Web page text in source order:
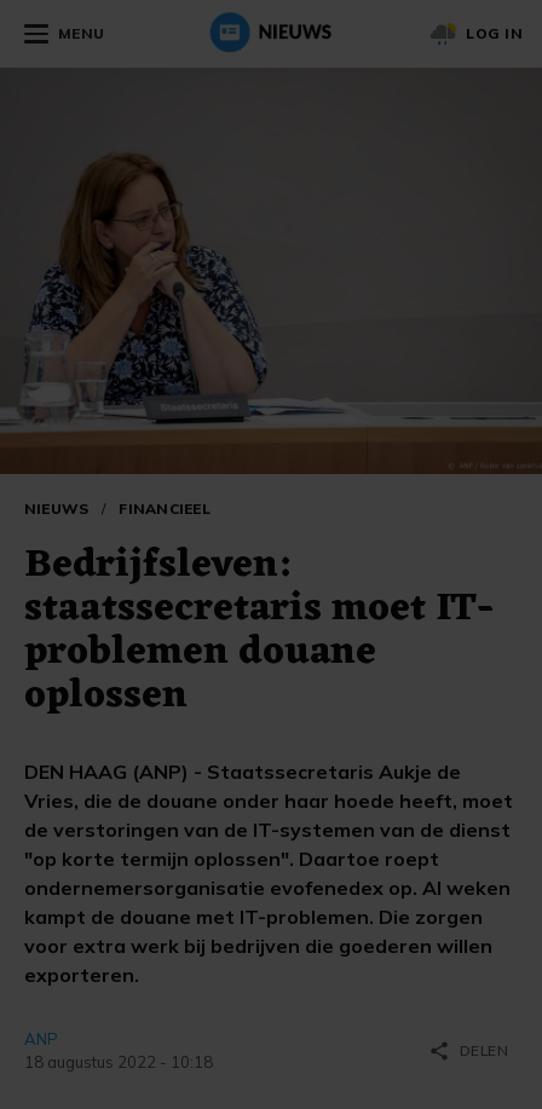
MENU LOG IN
NIEUWS / FINANCIEEL
Bedrijfsleven:
staatssecretaris moet IT-
problemen douane
oplossen
DEN HAAG (ANP) - Staatssecretaris Aukje de
Vries, die de douane onder haar hoede heeft, moet
de verstoringen van de IT-systemen van de dienst
"op korte termijn oplossen". Daartoe roept
ondernemersorganisatie evofenedex op. Al weken
kampt de douane met IT-problemen. Die zorgen
voor extra werk bij bedrijven die goederen willen
exporteren.
ANP
18 augustus 2022 - 10:18
share DELEN